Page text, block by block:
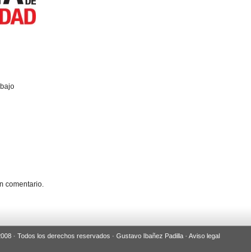
comentario.
· Todos los derechos reservados · Gustavo Ibañez Padilla · Aviso legal